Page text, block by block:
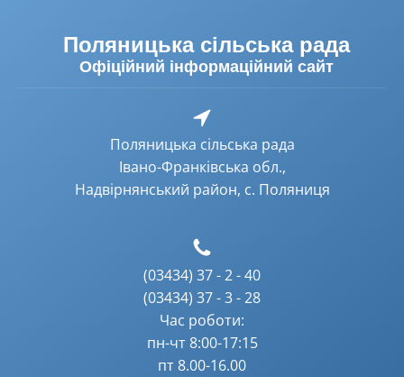
Поляницька сільська рада
Офіційний інформаційний сайт
Поляницька сільська рада
Івано-Франківська обл.,
Надвірнянський район, с. Поляниця
(03434) 37 - 2 - 40
(03434) 37 - 3 - 28
Час роботи:
пн-чт 8:00-17:15
пт 8.00-16.00